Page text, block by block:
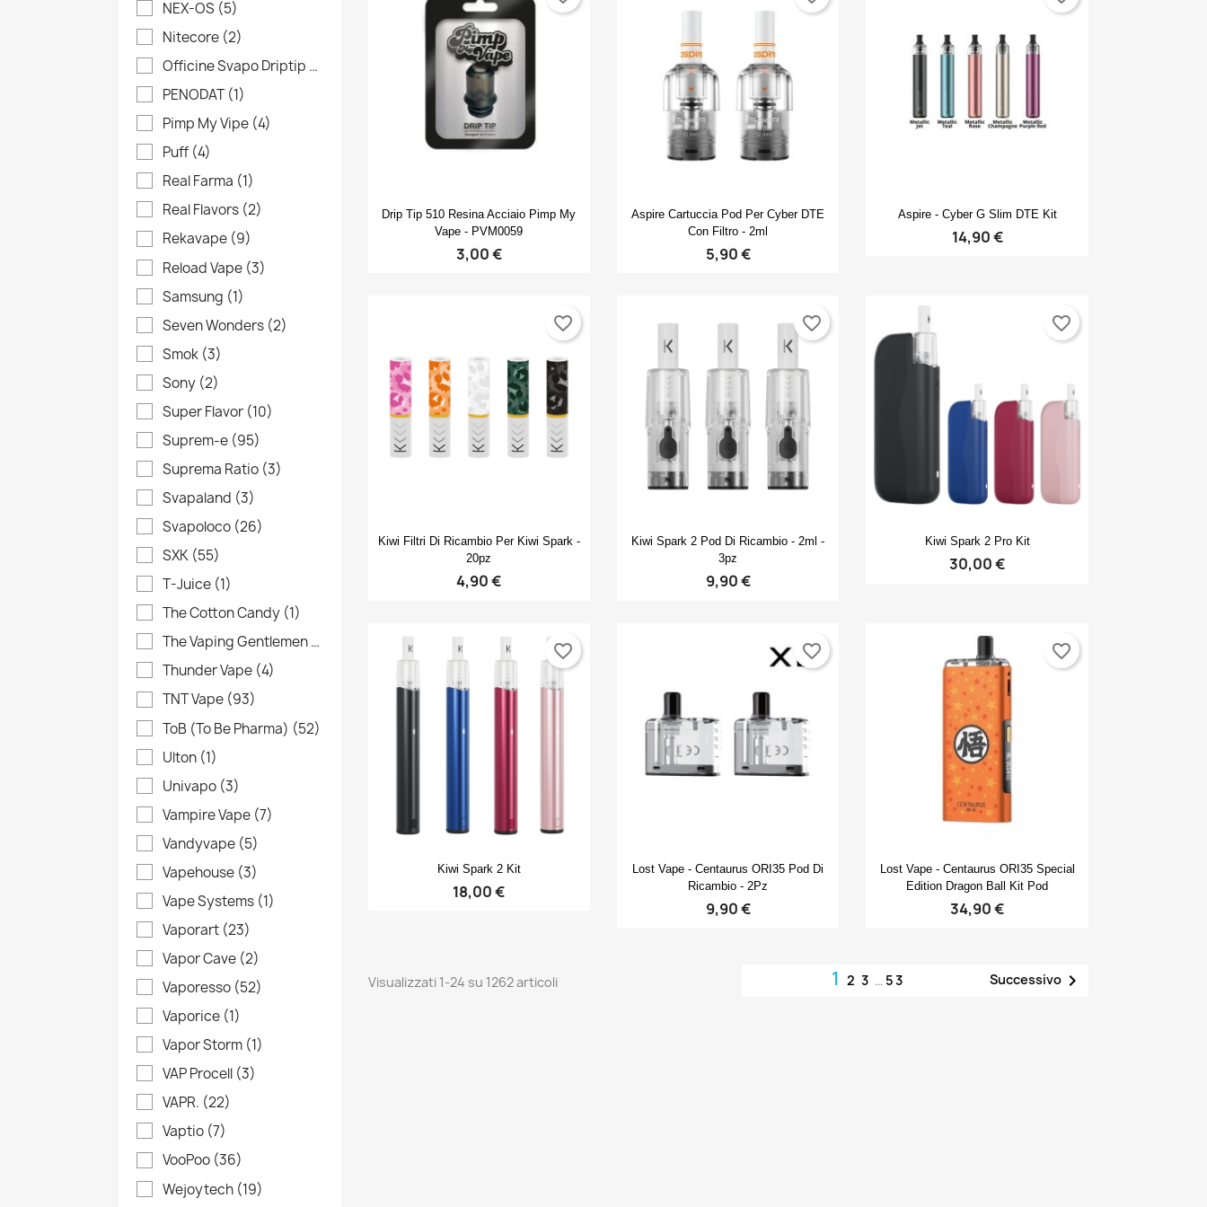
Create new list
Crea lista dei desideri
((cancelText)) Annulla Accedi
NEX-OS (5)
Nitecore (2)
Officine Svapo Driptip
(27)
PENODAT(1)
Pimp My Vipe (4)
Puff (4)
Real Farma (1)
Real Flavors (2)
Rekavape (9)
Reload Vape (3)
Samsung (1)
Seven Wonders (2)
Smok (3)
Sony (2)
Super Flavor (10)
Suprem-e (95)
Suprema Ratio (3)
Svapaland (3)
Svapoloco (26)
SXK (55)
T-Juice (1)
The Cotton Candy (1)
The Vaping Gentlemen Club
Thunder Vape (4)
TNT Vape (93)
ToB (To Be Pharma) (52)
Ulton (1)
Univapo (3)
Vampire Vape (7)
Vandyvape (5)
Vapehouse (3)
Vape Systems (1)
Vaporart (23)
Vapor Cave (2)
Vaporesso (52)
Vaporice (1)
Vapor Storm (1)
VAP Procell (3)
VAPR. (22)
Vaptio (7)
VooPoo (36)
Wejoytech (19)
Anteprima
Drip Tip 510 Resina Acciaio Pimp My
Vape - PVM0059
3,00 €
Anteprima
Aspire Cartuccia Pod Per Cyber DTE
Con Filtro - 2ml
5,90 €
Anteprima
Aspire - Cyber G Slim DTE Kit
14,90 €
Anteprima
Kiwi Filtri Di Ricambio Per Kiwi Spark -
20pz
4,90 €
favorite_border
 Anteprima
Kiwi Spark 2 Pod Di Ricambio - 2ml -
3pz
9,90 €
favorite_border
 Anteprima
Kiwi Spark 2 Pro Kit
30,00 €
favorite_border
Anteprima
Kiwi Spark 2 Kit
18,00 €
favorite_border
Anteprima
Lost Vape - Centaurus ORI35 Pod Di
Ricambio - 2Pz
9,90 €
favorite_border
Anteprima
Lost Vape - Centaurus ORI35 Special
Edition Dragon Ball Kit Pod
34,90 €
favorite_border
Visualizzati 1-24 su 1262 articoli 123 … 53 Successivo